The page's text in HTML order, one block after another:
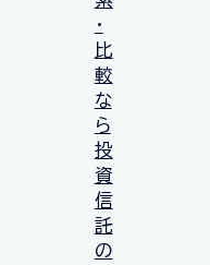
・
比
較
な
ら
投
資
信
託
の